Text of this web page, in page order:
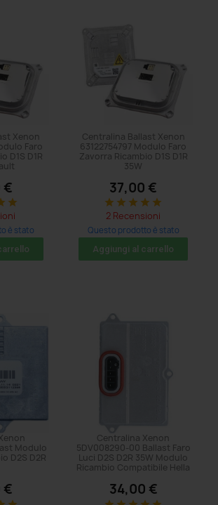
Xenon
Faro
D1S D1R
€
star
è stato
volte
Centralina Ballast Xenon
63122754797 Modulo Faro
Zavorra Ricambio D1S D1R
35W
37,00 €
star star star star star
2 Recensioni
Questo prodotto è stato
acquistato: 5 volte
Aggiungi al carrello
Modulo
D2S D2R
€
Centralina Xenon
5DV008290-00 Ballast Faro
Luci D2S D2R 35W Modulo
Ricambio Compatibile Hella
34,00 €